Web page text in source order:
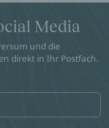
Media
und die
direkt in Ihr Postfach.